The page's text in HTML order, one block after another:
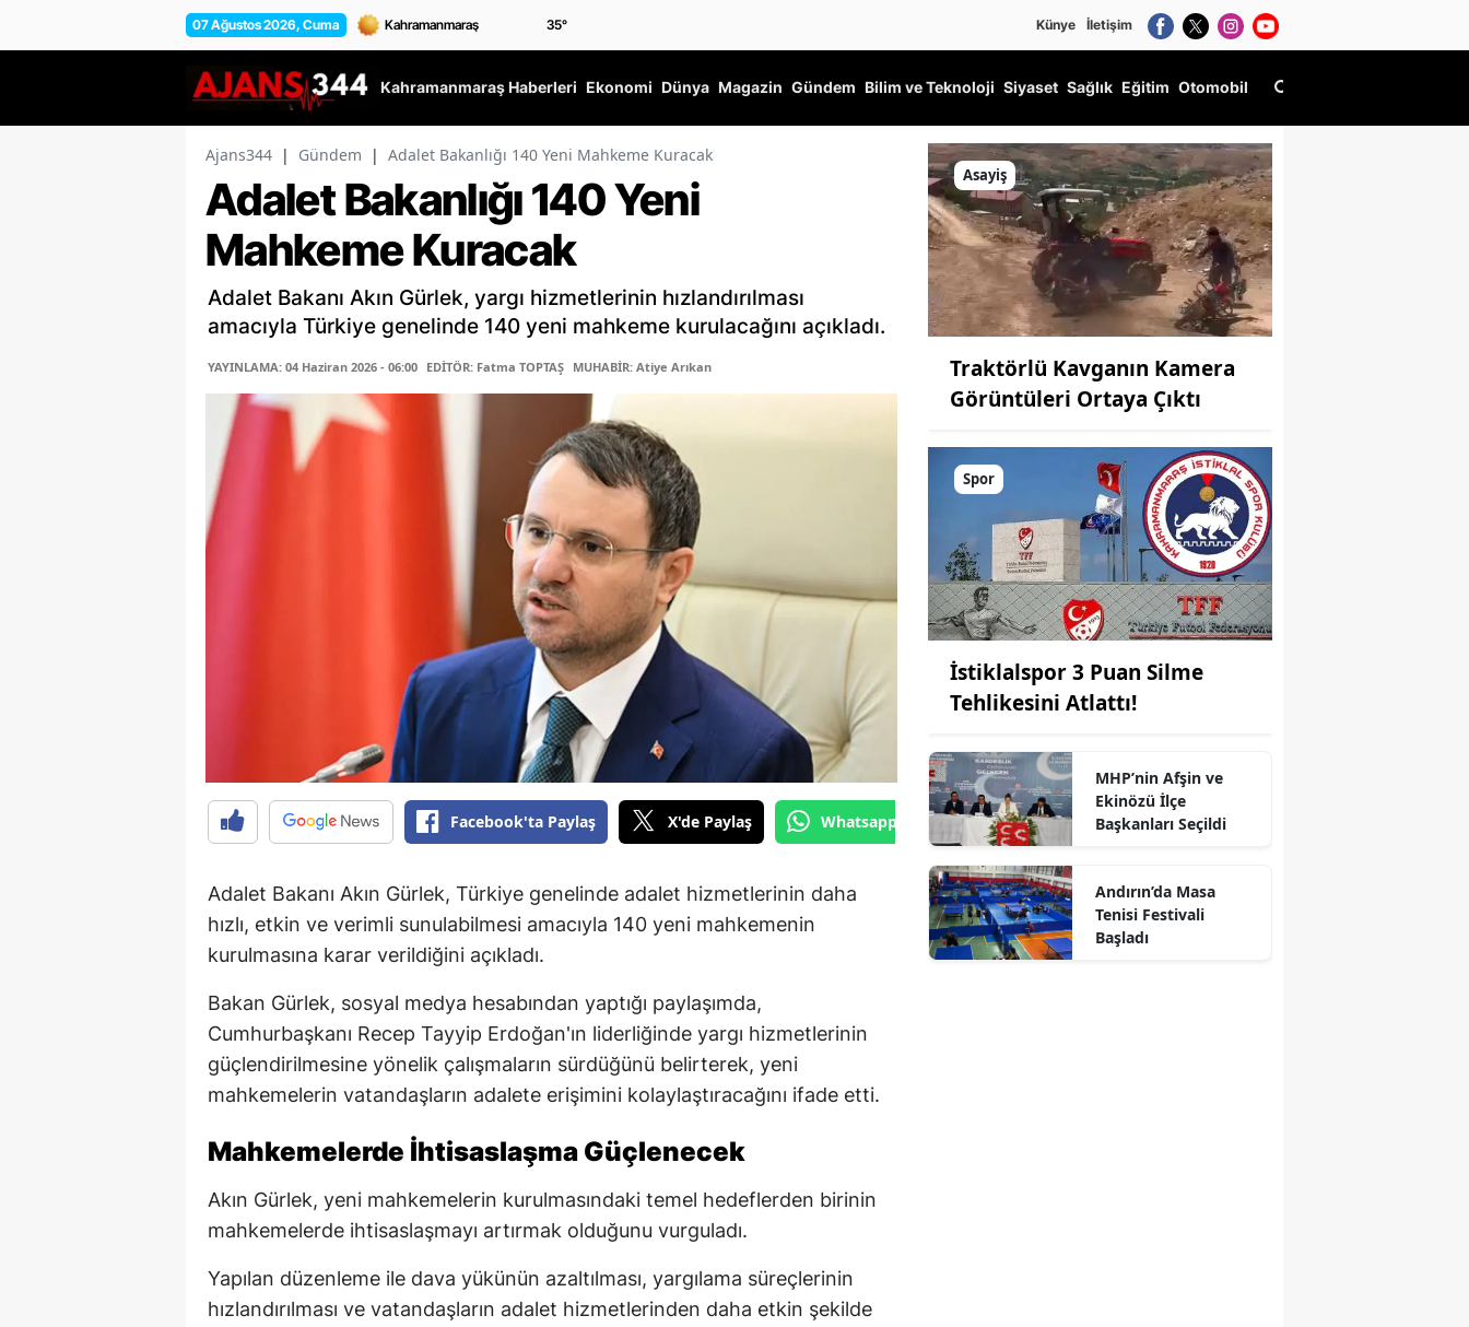
07 Ağustos 2026, Cuma 35° Künye İletişim
Kahramanmaraş Haberleri Ekonomi Dünya Magazin Gündem Bilim ve Teknoloji Siyaset Sağlık Eğitim Otomobil
Ajans344 | Gündem | Adalet Bakanlığı 140 Yeni Mahkeme Kuracak
Adalet Bakanlığı 140 Yeni
Mahkeme Kuracak
Adalet Bakanı Akın Gürlek, yargı hizmetlerinin hızlandırılması
amacıyla Türkiye genelinde 140 yeni mahkeme kurulacağını açıkladı.
YAYINLAMA: 04 Haziran 2026 - 06:00 EDİTÖR: Fatma TOPTAŞ MUHABİR: Atiye Arıkan
Facebook'ta Paylaş X'de Paylaş Whatsapp'tan Gönder
Adalet Bakanı Akın Gürlek, Türkiye genelinde adalet hizmetlerinin daha
hızlı, etkin ve verimli sunulabilmesi amacıyla 140 yeni mahkemenin
kurulmasına karar verildiğini açıkladı.
Bakan Gürlek, sosyal medya hesabından yaptığı paylaşımda,
Cumhurbaşkanı Recep Tayyip Erdoğan'ın liderliğinde yargı hizmetlerinin
güçlendirilmesine yönelik çalışmaların sürdüğünü belirterek, yeni
mahkemelerin vatandaşların adalete erişimini kolaylaştıracağını ifade etti.
Mahkemelerde İhtisaslaşma Güçlenecek
Akın Gürlek, yeni mahkemelerin kurulmasındaki temel hedeflerden birinin
mahkemelerde ihtisaslaşmayı artırmak olduğunu vurguladı.
Yapılan düzenleme ile dava yükünün azaltılması, yargılama süreçlerinin
hızlandırılması ve vatandaşların adalet hizmetlerinden daha etkin şekilde
Asayiş
Traktörlü Kavganın Kamera
Görüntüleri Ortaya Çıktı
Spor
İstiklalspor 3 Puan Silme
Tehlikesini Atlattı!
MHP’nin Afşin ve
Ekinözü İlçe
Başkanları Seçildi
Andırın’da Masa
Tenisi Festivali
Başladı